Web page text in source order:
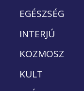
EGÉSZSÉG
INTERJÚ
KOZMOSZ
KULT